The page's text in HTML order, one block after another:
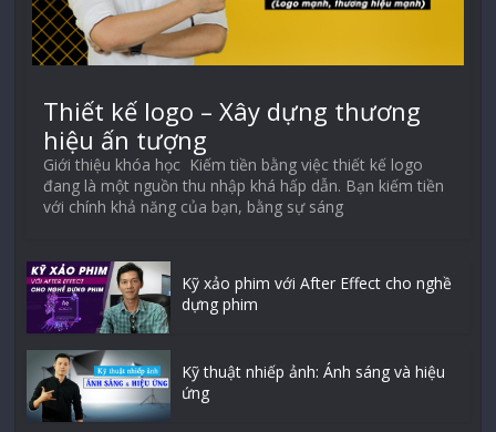
Thiết kế logo – Xây dựng thương
hiệu ấn tượng
Giới thiệu khóa học Kiếm tiền bằng việc thiết kế logo
đang là một nguồn thu nhập khá hấp dẫn. Bạn kiếm tiền
với chính khả năng của bạn, bằng sự sáng
Kỹ xảo phim với After Effect cho nghề
dựng phim
Kỹ thuật nhiếp ảnh: Ánh sáng và hiệu
ứng